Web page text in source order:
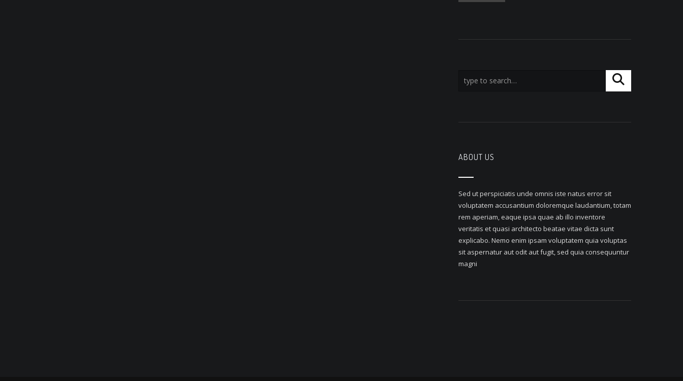
ABOUT US
Sed ut perspiciatis unde omnis iste natus error sit
voluptatem accusantium doloremque laudantium, totam
rem aperiam, eaque ipsa quae ab illo inventore
veritatis et quasi architecto beatae vitae dicta sunt
explicabo. Nemo enim ipsam voluptatem quia voluptas
sit aspernatur aut odit aut fugit, sed quia consequuntur
magni